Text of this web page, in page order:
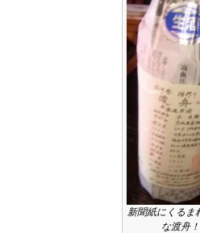
新聞紙にくるま
な渡舟！